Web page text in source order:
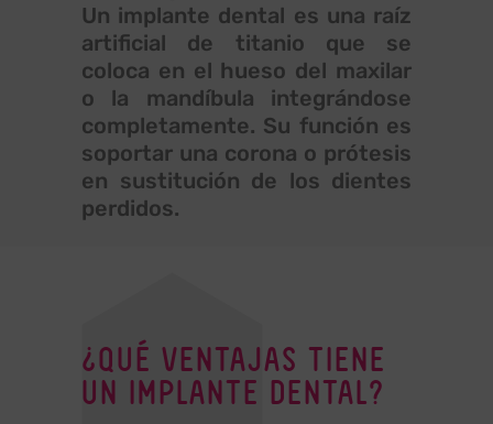
Un implante dental es una raíz
artificial de titanio que se
coloca en el hueso del maxilar
o la mandíbula integrándose
completamente. Su función es
soportar una corona o prótesis
en sustitución de los dientes
perdidos.
¿QUÉ VENTAJAS TIENE
UN IMPLANTE DENTAL?